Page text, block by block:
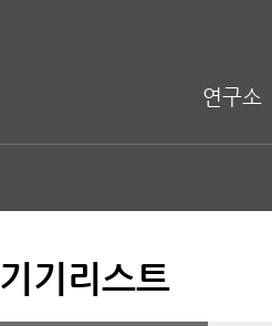
연구소
기기리스트